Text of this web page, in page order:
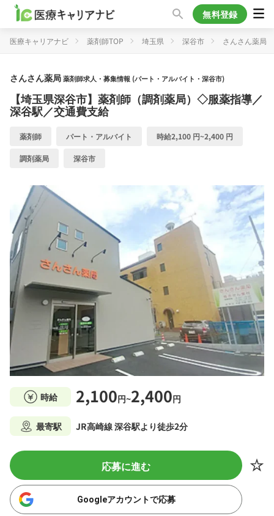
無料登録
医療キャリアナビ 薬剤師TOP 埼玉県 深谷市 さんさん薬局
さんさん薬局薬剤師求人・募集情報 (パート・アルバイト・深谷市)
【埼玉県深谷市】薬剤師（調剤薬局）◇服薬指導／
深谷駅／交通費支給
薬剤師 パート・アルバイト 時給2,100 円~2,400 円
調剤薬局 深谷市
時給 2,100円~2,400円
最寄駅 JR高崎線 深谷駅より徒歩2分
応募に進む
Googleアカウントで応募